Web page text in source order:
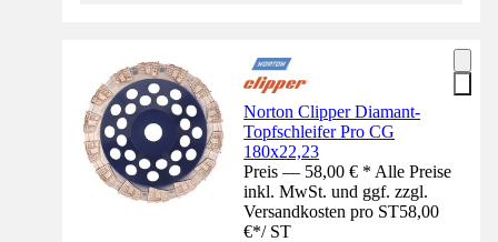
Norton Clipper Diamant-
Topfschleifer Pro CG
180x22,23
Preis — 58,00 € * Alle Preise
inkl. MwSt. und ggf. zzgl.
Versandkosten pro ST58,00
€*/ ST